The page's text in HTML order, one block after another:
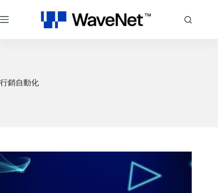
至
主
行銷自動化